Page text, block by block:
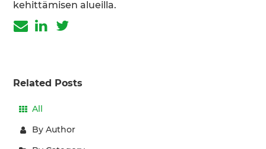
kehittämisen alueilla.
Related Posts
All
By Author